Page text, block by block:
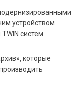
устройством
систем
которые